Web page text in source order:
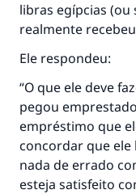
libras egípcias (ou
realmente
Ele respondeu:
“O que ele deve
pegou
empréstimo que
concordar que ele
nada de errado
esteja satisfeito